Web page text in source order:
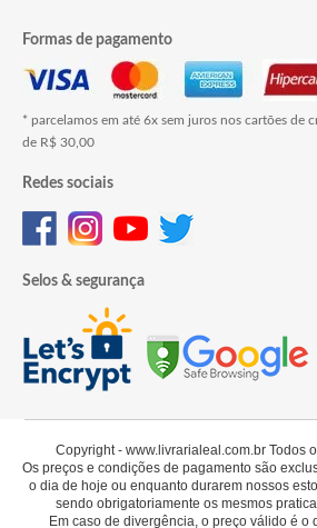
Formas de pagamento
* parcelamos em até 6x sem juros nos cartões de
de R$ 30,00
Redes sociais
Selos & segurança
Copyright - www.livrarialeal.com.br Todos
Os preços e condições de pagamento são
o dia de hoje ou enquanto durarem nossos
sendo obrigatoriamente os mesmos
Em caso de divergência, o preço válido é o